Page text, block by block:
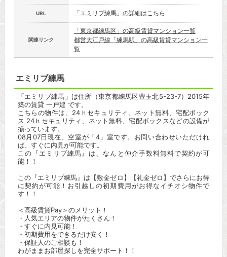
URL 「エミリブ練馬」の詳細はこちら
関連リンク
「東京都練馬区」の高級賃貸マンション一覧
都営大江戸線「練馬駅」の高級賃貸マンション一
覧
エミリブ練馬
「エミリブ練馬」は住所（東京都練馬区豊玉北5-23-7）2015年
築の賃貸 一戸建 です。
こちらの物件は、24ｈセキュリティ、ネット無料、宅配ボック
ス 24ｈセキュリティ、ネット無料、宅配ボックスなどの設備が
揃っています。
08月07日現在、空室が「4」室です。お問い合わせいただけれ
ば、すぐに内見が可能です。
この『エミリブ練馬』は、なんと仲介手数料無料で契約が可
能！！
この『エミリブ練馬』は【敷金ゼロ】【礼金ゼロ】でさらにお得
に契約が可能！お引越しの初期費用がお得なイチオシ物件で
す！！
＜高級賃貸Pay＞のメリット！
・人気エリアの物件がたくさん！
・すぐに内見可能！
・初期費用をできるだけ安く！
・保証人のご相談も！
わがままお部屋探しを完全サポート！！